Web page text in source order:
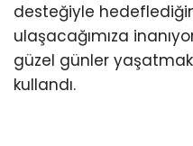
desteğiyle
ulaşacağımıza
güzel günler
kullandı.